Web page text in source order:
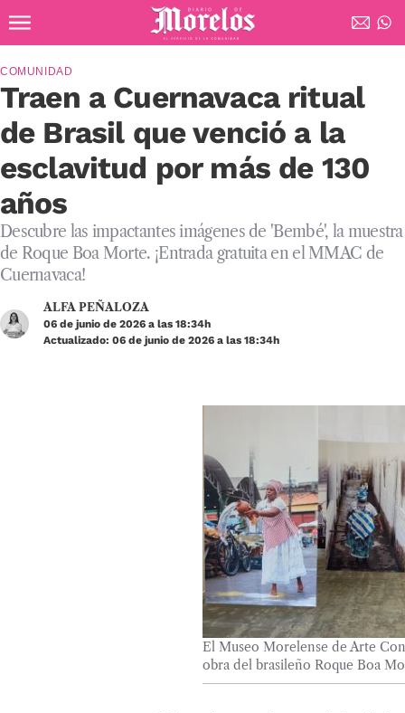
Diario de Morelos
Traen a Cuernavaca ritual
de Brasil que venció a la
esclavitud por más de 130
años
COMUNIDAD
Descubre las impactantes imágenes de 'Bembé', la muestra
de Roque Boa Morte. ¡Entrada gratuita en el MMAC de
Cuernavaca!
ALFA PEÑALOZA
06 de junio de 2026 a las 18:34h
Actualizado: 06 de junio de 2026 a las 18:34h
El Museo Morelense de Arte
obra del brasileño Roque Boa